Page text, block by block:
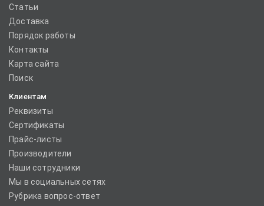
Статьи
Доставка
Порядок работы
Контакты
Карта сайта
Поиск
Клиентам
Реквизиты
Сертификаты
Прайс-листы
Производители
Наши сотрудники
Мы в социальных сетях
Рубрика вопрос-ответ